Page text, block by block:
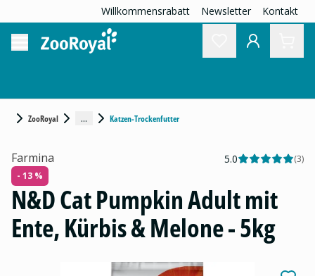
Willkommensrabatt Newsletter Kontakt
ZooRoyal ... Katzen-Trockenfutter
Farmina 5.0 (3)
- 13 %
N&D Cat Pumpkin Adult mit
Ente, Kürbis & Melone - 5kg